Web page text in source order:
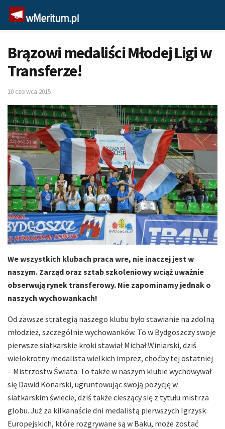
Brązowi medaliści Młodej Ligi w
Transferze!
10 czerwca 2015
We wszystkich klubach praca wre, nie inaczej jest w
naszym. Zarząd oraz sztab szkoleniowy wciąż uważnie
obserwują rynek transferowy. Nie zapominamy jednak o
naszych wychowankach!
Od zawsze strategią naszego klubu było stawianie na zdolną
młodzież, szczególnie wychowanków. To w Bydgoszczy swoje
pierwsze siatkarskie kroki stawiał Michał Winiarski, dziś
wielokrotny medalista wielkich imprez, choćby tej ostatniej
– Mistrzostw Świata. To także w naszym klubie wychowywał
się Dawid Konarski, ugruntowując swoją pozycję w
siatkarskim świecie, dziś także cieszący się z tytułu mistrza
globu. Już za kilkanaście dni medalistą pierwszych Igrzysk
Europejskich, które rozgrywane są w Baku, może zostać